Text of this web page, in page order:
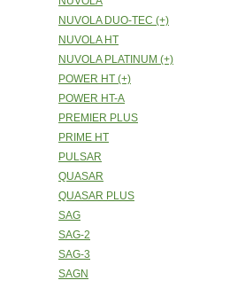
NUVOLA DUO-TEC (+)
NUVOLA HT
NUVOLA PLATINUM (+)
POWER HT (+)
POWER HT-A
PREMIER PLUS
PRIME HT
PULSAR
QUASAR
QUASAR PLUS
SAG
SAG-2
SAG-3
SAGN